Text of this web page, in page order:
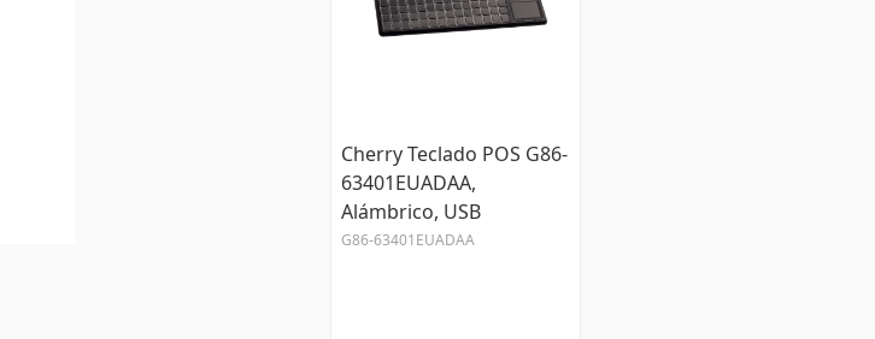
Cherry Teclado POS G86-
63401EUADAA,
Alámbrico, USB
G86-63401EUADAA